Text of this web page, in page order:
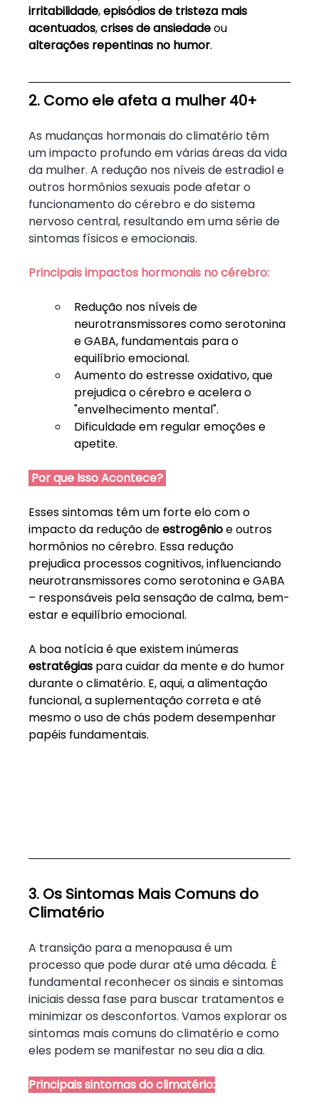
irritabilidade, episódios de tristeza mais
acentuados, crises de ansiedade ou
alterações repentinas no humor.
2. Como ele afeta a mulher 40+
As mudanças hormonais do climatério têm
um impacto profundo em várias áreas da vida
da mulher. A redução nos níveis de estradiol e
outros hormônios sexuais pode afetar o
funcionamento do cérebro e do sistema
nervoso central, resultando em uma série de
sintomas físicos e emocionais.
Principais impactos hormonais no cérebro:
Redução nos níveis de
neurotransmissores como serotonina
e GABA, fundamentais para o
equilíbrio emocional.
Aumento do estresse oxidativo, que
prejudica o cérebro e acelera o
"envelhecimento mental".
Dificuldade em regular emoções e
apetite.
Por que Isso Acontece?
Esses sintomas têm um forte elo com o
impacto da redução de estrogênio e outros
hormônios no cérebro. Essa redução
prejudica processos cognitivos, influenciando
neurotransmissores como serotonina e GABA
– responsáveis pela sensação de calma, bem-
estar e equilíbrio emocional.
A boa notícia é que existem inúmeras
estratégias para cuidar da mente e do humor
durante o climatério. E, aqui, a alimentação
funcional, a suplementação correta e até
mesmo o uso de chás podem desempenhar
papéis fundamentais.
3. Os Sintomas Mais Comuns do
Climatério
A transição para a menopausa é um
processo que pode durar até uma década. É
fundamental reconhecer os sinais e sintomas
iniciais dessa fase para buscar tratamentos e
minimizar os desconfortos. Vamos explorar os
sintomas mais comuns do climatério e como
eles podem se manifestar no seu dia a dia.
Principais sintomas do climatério: